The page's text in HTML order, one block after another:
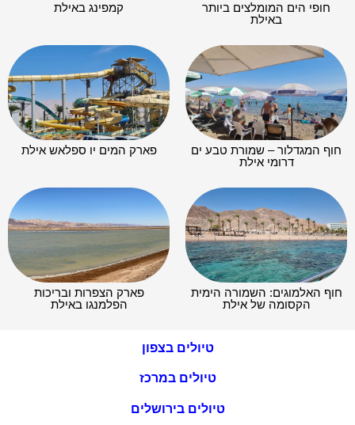
חופי הים המומלצים ביותר
באילת
קמפינג באילת
חוף המגדלור – שמורת טבע ים
דרומי אילת
פארק המים יו ספלאש אילת
חוף האלמוגים: השמורה הימית
הקסומה של אילת
פארק הצפרות ובריכות
הפלמנגו באילת
טיולים בצפון
טיולים במרכז
טיולים בירושלים